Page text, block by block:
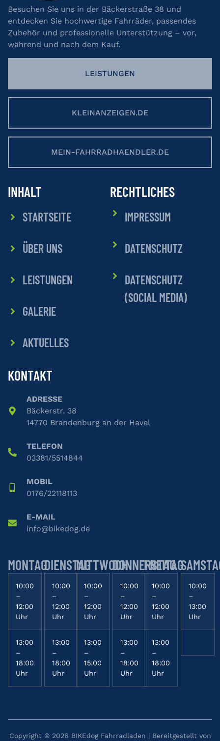
Besuchen Sie uns in der Bäckerstraße 38 und
entdecken Sie hochwertige Fahrräder, passendes
Zubehör und professionelle Unterstützung – vor,
während und nach dem Kauf.
LEISTUNGEN
KLEINANZEIGEN.DE
MEIN-FAHRRADHAENDLER.DE
INHALT
STARTSEITE
ÜBER UNS
LEISTUNGEN
GALERIE
AKTUELLES
RECHTLICHES
IMPRESSUM
DATENSCHUTZ
DATENSCHUTZ
(SOCIAL MEDIA)
KONTAKT
ADRESSE
Bäckerstr. 38
14770 Brandenburg an der Havel
TELEFON
03381/5514844
MOBIL
0176/22118113
E-MAIL
info@bikedog.de
MONTAG
10:00
–
12:00
Uhr
13:00
–
18:00
Uhr
DIENSTAG
10:00
–
12:00
Uhr
13:00
–
18:00
Uhr
MITTWOCH
10:00
–
12:00
Uhr
13:00
–
15:00
Uhr
DONNERSTAG
10:00
–
12:00
Uhr
13:00
–
18:00
Uhr
FREITAG
10:00
–
12:00
Uhr
13:00
–
18:00
Uhr
10:00
–
13:00
Uhr
Copyright © 2026 BIKEdog Fahrradladen | Bereitgestellt von